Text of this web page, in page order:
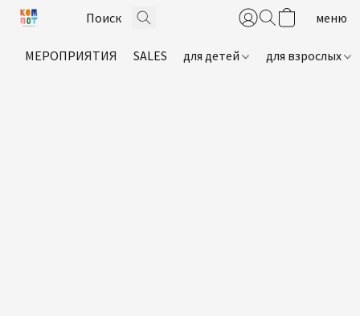
МЕРОПРИЯТИЯ SALES для детей для взрослых